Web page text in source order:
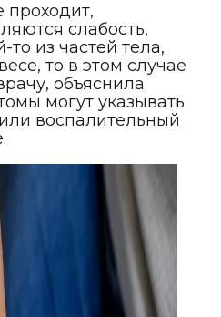
проходит,
слабость,
из частей тела,
то в этом случае
объяснила
могут указывать
воспалительный